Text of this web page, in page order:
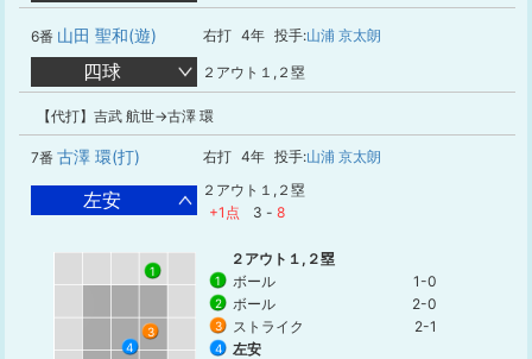
6番 山田 聖和(遊) 右打 4年 投手:山浦 京太朗
四球 ２アウト１,２塁
【代打】吉武 航世→古澤 環
7番 古澤 環(打) 右打 4年 投手:山浦 京太朗
左安
２アウト１,２塁
+1点
3 - 8
1
3
4
２アウト１,２塁
1 ボール 1-0
2 ボール 2-0
3 ストライク 2-1
4
左安